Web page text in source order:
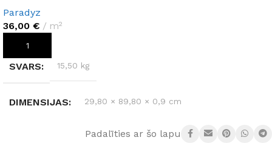
Paradyz
36,00 € m²
PIEVIENOT GROZAM
SVARS 15,50 kg
DIMENSIJAS 29,80 × 89,80 × 0,9 cm
Paradyz
Padalīties ar šo lapu: